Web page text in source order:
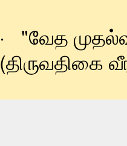
· "வேத
(திருவதிகை